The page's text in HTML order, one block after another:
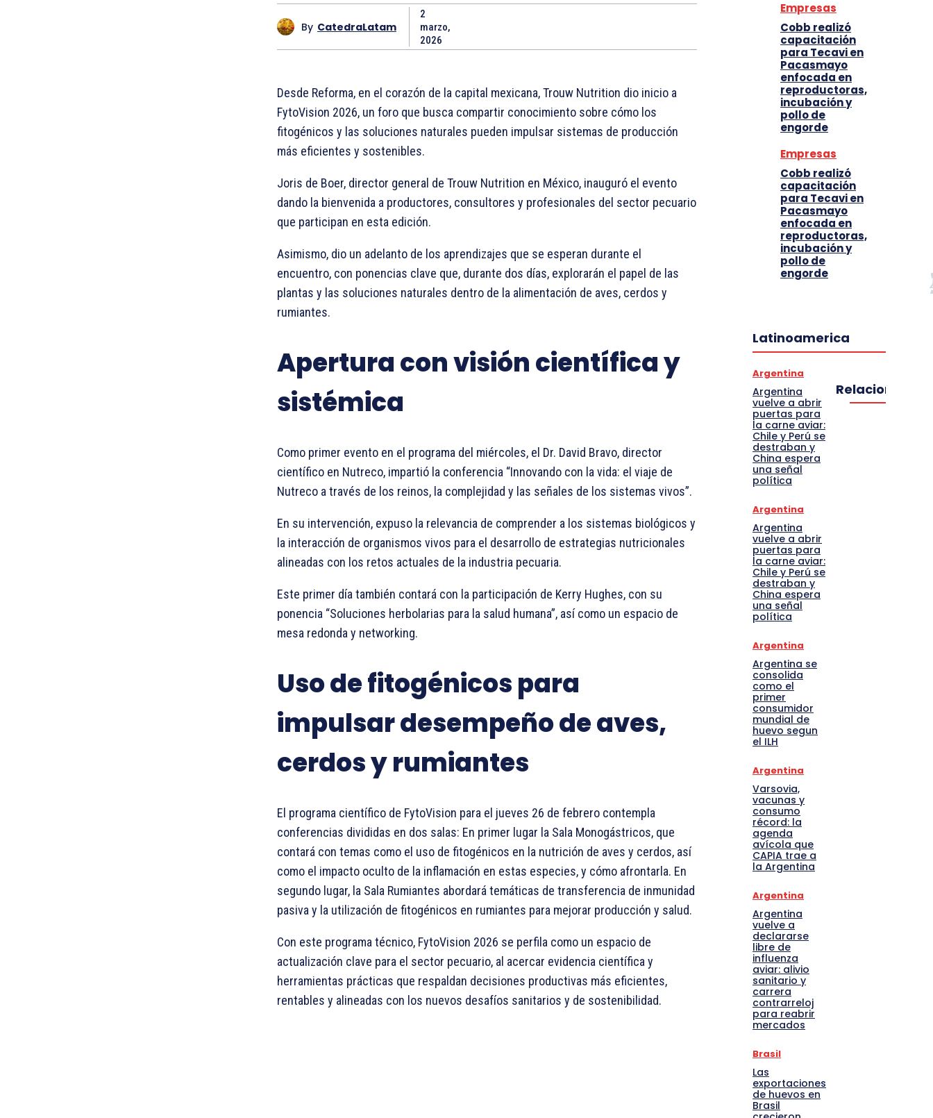
By CatedraLatam
2
marzo,
2026
Desde Reforma, en el corazón de la capital mexicana, Trouw Nutrition dio inicio a
FytoVision 2026, un foro que busca compartir conocimiento sobre cómo los
fitogénicos y las soluciones naturales pueden impulsar sistemas de producción
más eficientes y sostenibles.
Joris de Boer, director general de Trouw Nutrition en México, inauguró el evento
dando la bienvenida a productores, consultores y profesionales del sector pecuario
que participan en esta edición.
Asimismo, dio un adelanto de los aprendizajes que se esperan durante el
encuentro, con ponencias clave que, durante dos días, explorarán el papel de las
plantas y las soluciones naturales dentro de la alimentación de aves, cerdos y
rumiantes.
Apertura con visión científica y
sistémica
Como primer evento en el programa del miércoles, el Dr. David Bravo, director
científico en Nutreco, impartió la conferencia “Innovando con la vida: el viaje de
Nutreco a través de los reinos, la complejidad y las señales de los sistemas vivos”.
En su intervención, expuso la relevancia de comprender a los sistemas biológicos y
la interacción de organismos vivos para el desarrollo de estrategias nutricionales
alineadas con los retos actuales de la industria pecuaria.
Este primer día también contará con la participación de Kerry Hughes, con su
ponencia “Soluciones herbolarias para la salud humana”, así como un espacio de
mesa redonda y networking.
Uso de fitogénicos para
impulsar desempeño de aves,
cerdos y rumiantes
El programa científico de FytoVision para el jueves 26 de febrero contempla
conferencias divididas en dos salas: En primer lugar la Sala Monogástricos, que
contará con temas como el uso de fitogénicos en la nutrición de aves y cerdos, así
como el impacto oculto de la inflamación en estas especies, y cómo afrontarla. En
segundo lugar, la Sala Rumiantes abordará temáticas de transferencia de inmunidad
pasiva y la utilización de fitogénicos en rumiantes para mejorar producción y salud.
Con este programa técnico, FytoVision 2026 se perfila como un espacio de
actualización clave para el sector pecuario, al acercar evidencia científica y
herramientas prácticas que respaldan decisiones productivas más eficientes,
rentables y alineadas con los nuevos desafíos sanitarios y de sostenibilidad.
Empresas
Cobb realizó
capacitación
para Tecavi en
Pacasmayo
enfocada en
reproductoras,
incubación y
pollo de
engorde
Empresas
Cobb realizó
capacitación
para Tecavi en
Pacasmayo
enfocada en
reproductoras,
incubación y
pollo de
engorde
Latinoamerica
Argentina
Argentina
vuelve a abrir
puertas para
la carne aviar:
Chile y Perú se
destraban y
China espera
una señal
política
Argentina
Argentina
vuelve a abrir
puertas para
la carne aviar:
Chile y Perú se
destraban y
China espera
una señal
política
Argentina
Argentina se
consolida
como el
primer
consumidor
mundial de
huevo segun
el ILH
Argentina
Varsovia,
vacunas y
consumo
récord: la
agenda
avícola que
CAPIA trae a
la Argentina
Argentina
Argentina
vuelve a
declararse
libre de
influenza
aviar: alivio
sanitario y
carrera
contrarreloj
para reabrir
mercados
Brasil
Las
exportaciones
de huevos en
Brasil
Relacionado